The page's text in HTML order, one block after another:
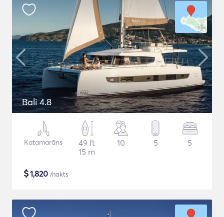
Bali 4.8
Katamarāns
49 ft
15 m
10 5 5
$1,820 /nakts